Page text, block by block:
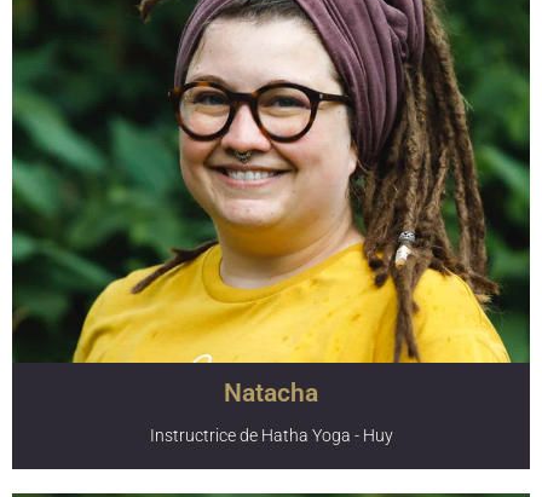
Zen Space Yoga à Lyon. Formé en sciences naturelles et
humaines, son intérêt pour le yoga et l’art martial interne
s'inscrit dans la recherche d’un équilibre entre corps et
esprit. L’enseignement d’Alain est marqué par sa
simplicité, sa rigueur et un travail sur le corps subtil via le
pranayama.
Natacha
Instructrice de Hatha Yoga - Huy